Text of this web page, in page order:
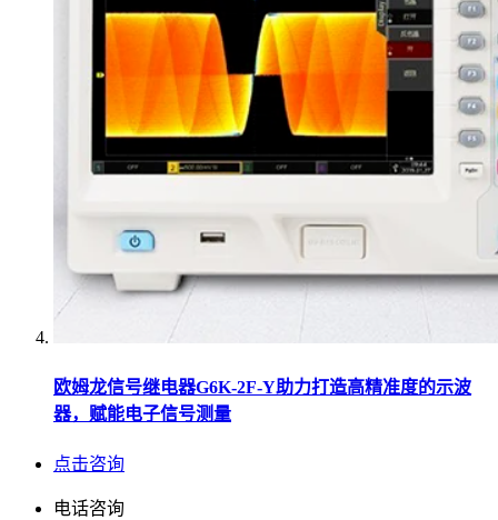
欧姆龙信号继电器G6K-2F-Y助力打造高精准度的示波
器，赋能电子信号测量
点击咨询
电话咨询